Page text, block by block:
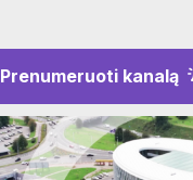
Prenumeruoti kanalą